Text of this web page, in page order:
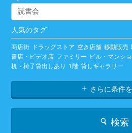
人気のタグ
商店街 ドラッグストア 空き店舗 移動販売
書店・ビデオ店 ファミリー ビル・マンシ
机・椅子貸出しあり
1階 貸しギャラリー
さらに条件
検索